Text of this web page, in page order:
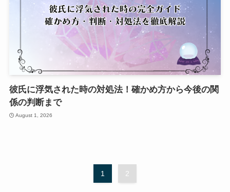
彼氏に浮気された時の対処法！確かめ方から今後の関
係の判断まで
August 1, 2026
1 2